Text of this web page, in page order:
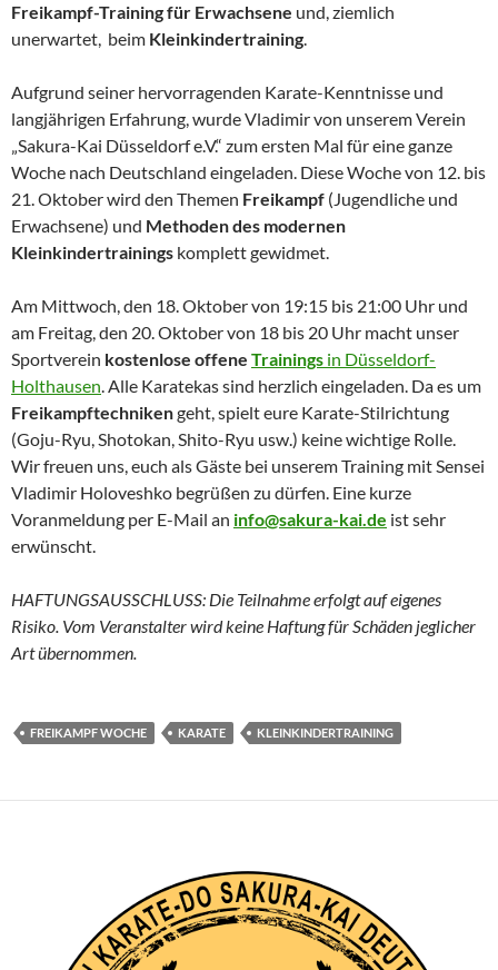
Freikampf-Training für Erwachsene und, ziemlich
unerwartet, beim Kleinkindertraining.
Aufgrund seiner hervorragenden Karate-Kenntnisse und
langjährigen Erfahrung, wurde Vladimir von unserem Verein
„Sakura-Kai Düsseldorf e.V.“ zum ersten Mal für eine ganze
Woche nach Deutschland eingeladen. Diese Woche von 12. bis
21. Oktober wird den Themen Freikampf (Jugendliche und
Erwachsene) und Methoden des modernen
Kleinkindertrainings komplett gewidmet.
Am Mittwoch, den 18. Oktober von 19:15 bis 21:00 Uhr und
am Freitag, den 20. Oktober von 18 bis 20 Uhr macht unser
Sportverein kostenlose offene Trainings in Düsseldorf-
Holthausen. Alle Karatekas sind herzlich eingeladen. Da es um
Freikampftechnikengeht, spielt eure Karate-Stilrichtung
(Goju-Ryu, Shotokan, Shito-Ryu usw.) keine wichtige Rolle.
Wir freuen uns, euch als Gäste bei unserem Training mit Sensei
Vladimir Holoveshko begrüßen zu dürfen. Eine kurze
Voranmeldung per E-Mail an info@sakura-kai.de ist sehr
erwünscht.
HAFTUNGSAUSSCHLUSS: Die Teilnahme erfolgt auf eigenes
Risiko. Vom Veranstalter wird keine Haftung für Schäden jeglicher
Art übernommen.
FREIKAMPF WOCHE KARATE KLEINKINDERTRAINING